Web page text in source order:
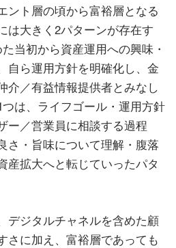
ント層の頃から富裕層となる
は大きく2パターンが存在す
当初から資産運用への興味・
自ら運用方針を明確化し、金
介／有益情報提供者とみなし
は、ライフゴール・運用方針
ー／営業員に相談する過程
さ・旨味について理解・腹落
産拡大へと転じていったパタ
デジタルチャネルを含めた顧
さに加え、富裕層であっても